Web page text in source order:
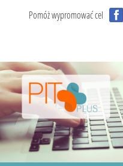
Pomóż wypromować cel